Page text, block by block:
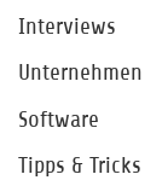
Interviews
Unternehmen
Software
Tipps & Tricks